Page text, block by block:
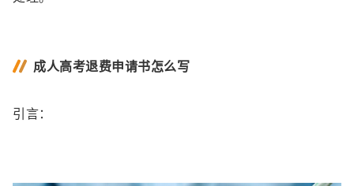
成人高考退费申请书怎么写
引言：